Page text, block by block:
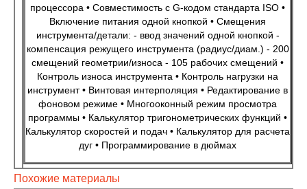
процессора • Совместимость с G-кодом стандарта ISO •
Включение питания одной кнопкой • Смещения
инструмента/детали: - ввод значений одной кнопкой -
компенсация режущего инструмента (радиус/диам.) - 200
смещений геометрии/износа - 105 рабочих смещений •
Контроль износа инструмента • Контроль нагрузки на
инструмент • Винтовая интерполяция • Редактирование в
фоновом режиме • Многооконный режим просмотра
программы • Калькулятор тригонометрических функций •
Калькулятор скоростей и подач • Калькулятор для расчета
дуг • Программирование в дюймах
Похожие материалы